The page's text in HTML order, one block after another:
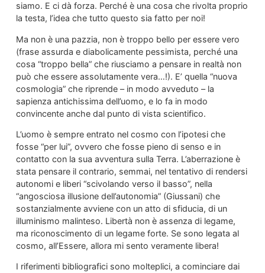
siamo. E ci dà forza. Perché è una cosa che rivolta proprio
la testa, l’idea che tutto questo sia fatto per noi!
Ma non è una pazzia, non è troppo bello per essere vero
(frase assurda e diabolicamente pessimista, perché una
cosa “troppo bella” che riusciamo a pensare in realtà non
può che essere assolutamente vera…!). E’ quella “nuova
cosmologia” che riprende – in modo avveduto – la
sapienza antichissima dell’uomo, e lo fa in modo
convincente anche dal punto di vista scientifico.
L’uomo è sempre entrato nel cosmo con l’ipotesi che
fosse “per lui”, ovvero che fosse pieno di senso e in
contatto con la sua avventura sulla Terra. L’aberrazione è
stata pensare il contrario, semmai, nel tentativo di rendersi
autonomi e liberi “scivolando verso il basso”, nella
“angosciosa illusione dell’autonomia” (Giussani) che
sostanzialmente avviene con un atto di sfiducia, di un
illuminismo malinteso. Libertà non è assenza di legame,
ma riconoscimento di un legame forte. Se sono legata al
cosmo, all’Essere, allora mi sento veramente libera!
I riferimenti bibliografici sono molteplici, a cominciare dai